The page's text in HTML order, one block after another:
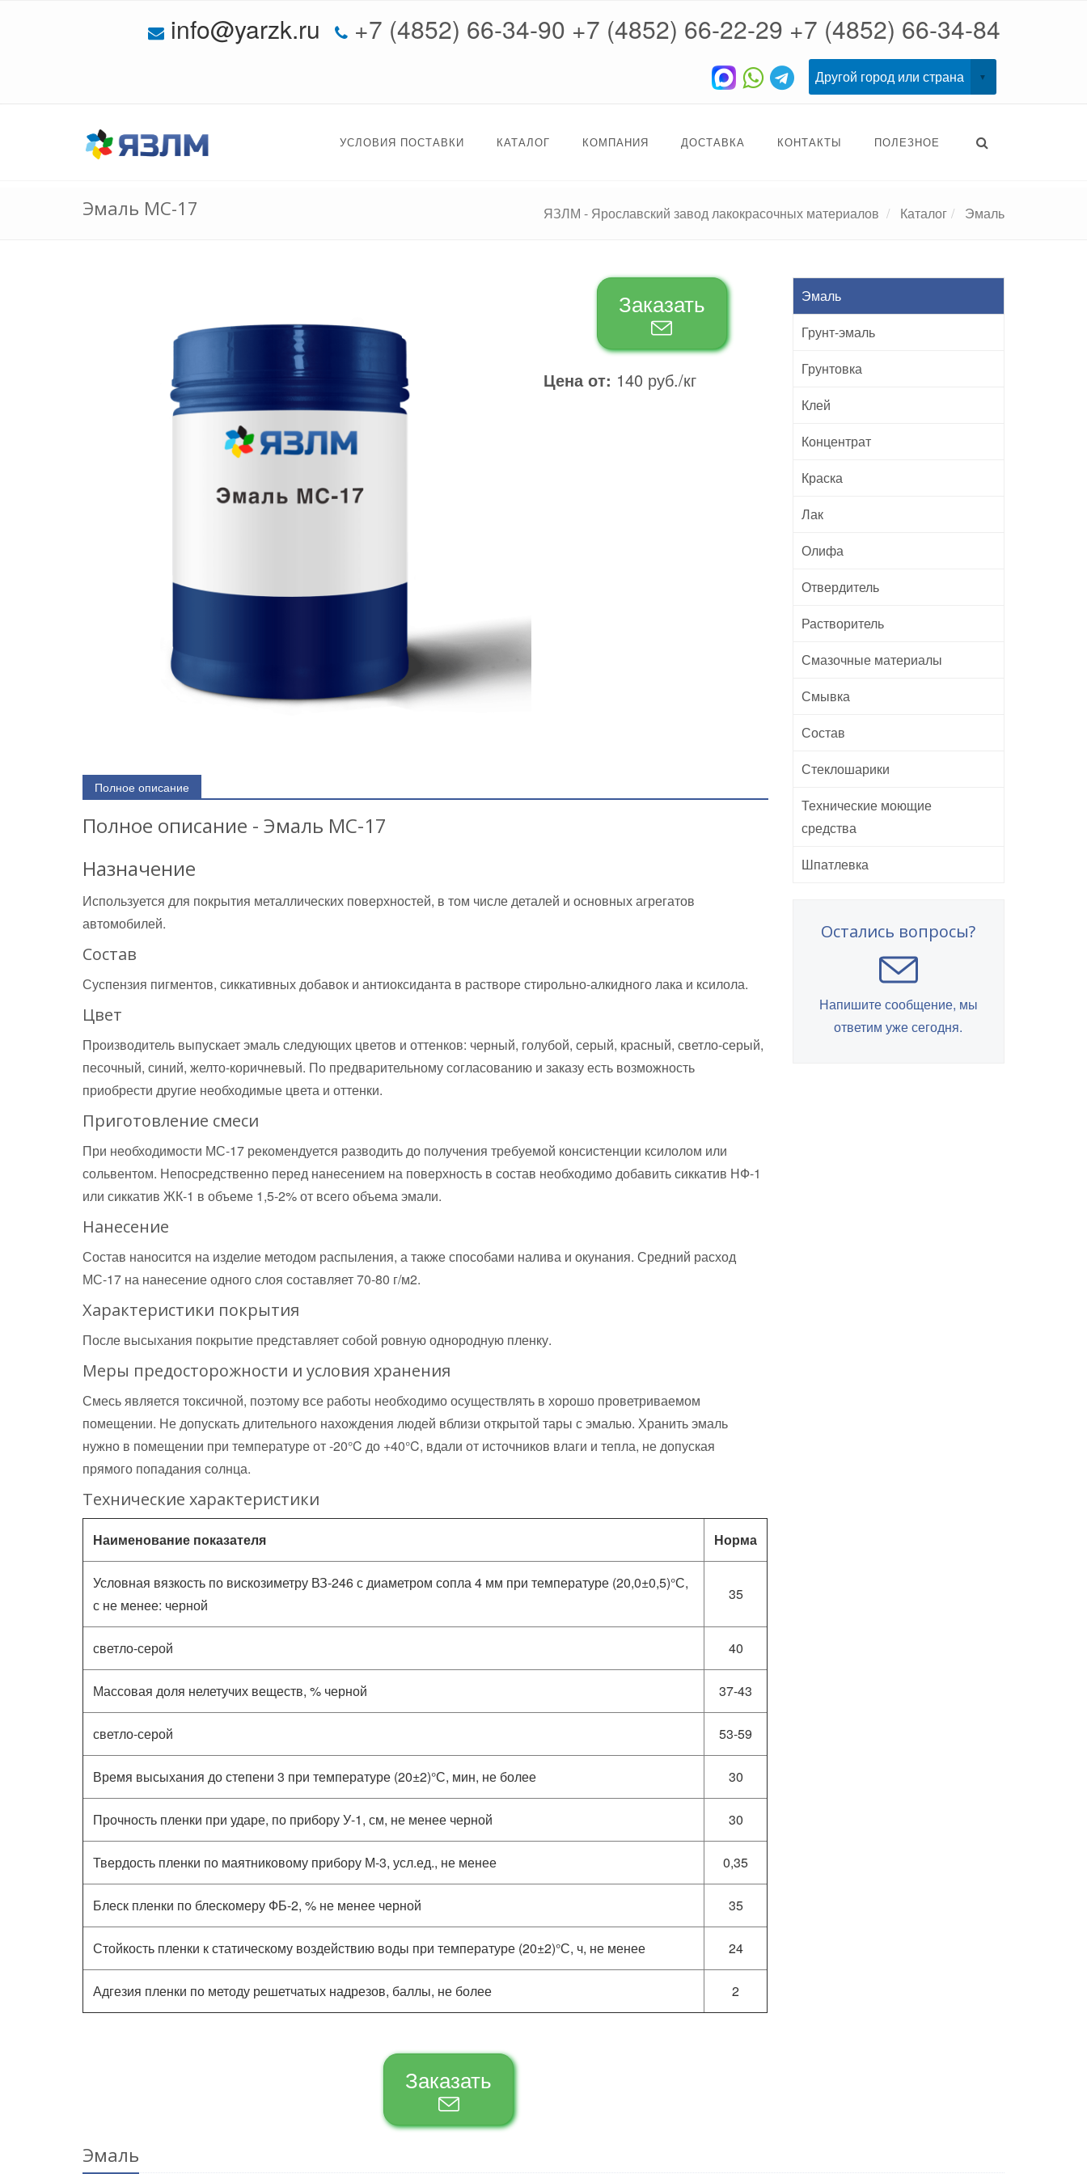
info@yarzk.ru +7 (4852) 66-34-90 +7 (4852) 66-22-29 +7 (4852) 66-34-84
УСЛОВИЯ ПОСТАВКИ КАТАЛОГ КОМПАНИЯ ДОСТАВКА КОНТАКТЫ ПОЛЕЗНОЕ
Эмаль МС-17 ЯЗЛМ - Ярославский завод лакокрасочных материалов Каталог Эмаль
Заказать
Цена от: 140 руб./кг
Полное описание
Полное описание - Эмаль МС-17
Назначение
Используется для покрытия металлических поверхностей, в том числе деталей и основных агрегатов
автомобилей.
Состав
Суспензия пигментов, сиккативных добавок и антиоксиданта в растворе стирольно-алкидного лака и ксилола.
Цвет
Производитель выпускает эмаль следующих цветов и оттенков: черный, голубой, серый, красный, светло-серый,
песочный, синий, желто-коричневый. По предварительному согласованию и заказу есть возможность
приобрести другие необходимые цвета и оттенки.
Приготовление смеси
При необходимости МС-17 рекомендуется разводить до получения требуемой консистенции ксилолом или
сольвентом. Непосредственно перед нанесением на поверхность в состав необходимо добавить сиккатив НФ-1
или сиккатив ЖК-1 в объеме 1,5-2% от всего объема эмали.
Нанесение
Состав наносится на изделие методом распыления, а также способами налива и окунания. Средний расход
МС-17 на нанесение одного слоя составляет 70-80 г/м2.
Характеристики покрытия
После высыхания покрытие представляет собой ровную однородную пленку.
Меры предосторожности и условия хранения
Смесь является токсичной, поэтому все работы необходимо осуществлять в хорошо проветриваемом
помещении. Не допускать длительного нахождения людей вблизи открытой тары с эмалью. Хранить эмаль
нужно в помещении при температуре от -20°C до +40°C, вдали от источников влаги и тепла, не допуская
прямого попадания солнца.
Технические характеристики
Наименование показателя Норма
Условная вязкость по вискозиметру ВЗ-246 с диаметром сопла 4 мм при температуре (20,0±0,5)°С,
с не менее: черной
35
светло-серой 40
Массовая доля нелетучих веществ, % черной 37-43
светло-серой 53-59
Время высыхания до степени 3 при температуре (20±2)°С, мин, не более 30
Прочность пленки при ударе, по прибору У-1, см, не менее черной 30
Твердость пленки по маятниковому прибору М-3, усл.ед., не менее 0,35
Блеск пленки по блескомеру ФБ-2, % не менее черной 35
Стойкость пленки к статическому воздействию воды при температуре (20±2)°С, ч, не менее 24
Адгезия пленки по методу решетчатых надрезов, баллы, не более 2
Заказать
Эмаль
Грунт-эмаль
Грунтовка
Клей
Концентрат
Краска
Лак
Олифа
Отвердитель
Растворитель
Смазочные материалы
Смывка
Состав
Стеклошарики
Технические моющие
средства
Шпатлевка
Остались вопросы?
Напишите сообщение, мы
ответим уже сегодня.
Эмаль